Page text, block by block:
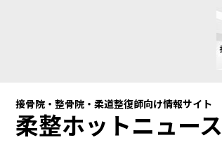
接骨院・整骨院・柔道整復師向け情報サイト
柔整ホットニュース